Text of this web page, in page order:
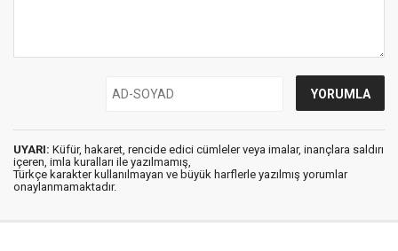
UYARI: Küfür, hakaret, rencide edici cümleler veya imalar, inançlara saldırı
içeren, imla kuralları ile yazılmamış,
Türkçe karakter kullanılmayan ve büyük harflerle yazılmış yorumlar
onaylanmamaktadır.